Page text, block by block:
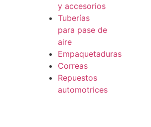
y accesorios
Tuberías
para pase de
aire
Empaquetaduras
Correas
Repuestos
automotrices